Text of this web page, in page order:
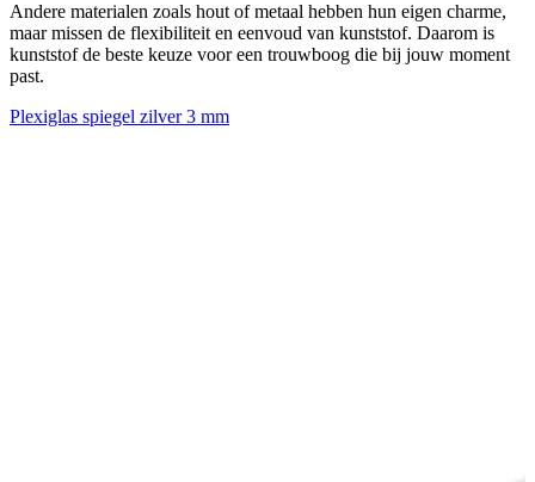
Andere materialen zoals hout of metaal hebben hun eigen charme,
maar missen de flexibiliteit en eenvoud van kunststof. Daarom is
kunststof de beste keuze voor een trouwboog die bij jouw moment
past.
Plexiglas spiegel zilver 3 mm